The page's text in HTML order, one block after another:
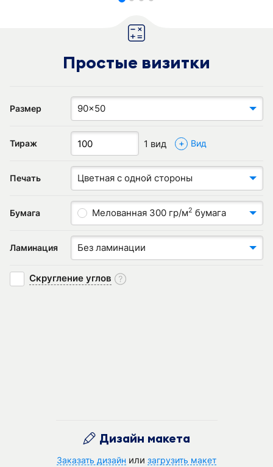
Простые визитки
Размер 90x50
Тираж 1 вид + Вид
Печать Цветная с одной стороны
Бумага Мелованная 300 гр/м2 бумага
Ламинация Без ламинации
Скругление углов
Дизайн макета
Заказать дизайн или загрузить макет